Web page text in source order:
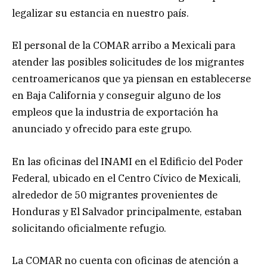
legalizar su estancia en nuestro país.
El personal de la COMAR arribo a Mexicali para
atender las posibles solicitudes de los migrantes
centroamericanos que ya piensan en establecerse
en Baja California y conseguir alguno de los
empleos que la industria de exportación ha
anunciado y ofrecido para este grupo.
En las oficinas del INAMI en el Edificio del Poder
Federal, ubicado en el Centro Cívico de Mexicali,
alrededor de 50 migrantes provenientes de
Honduras y El Salvador principalmente, estaban
solicitando oficialmente refugio.
La COMAR no cuenta con oficinas de atención a